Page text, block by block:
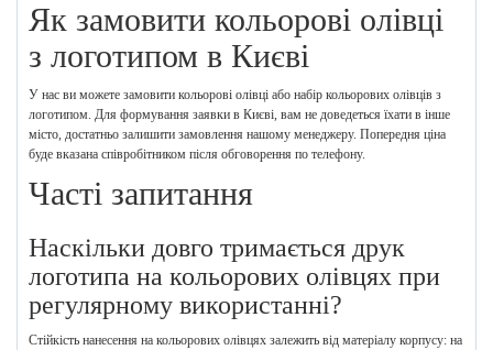
Як замовити кольорові олівці
з логотипом в Києві
У нас ви можете замовити кольорові олівці або набір кольорових олівців з
логотипом. Для формування заявки в Києві, вам не доведеться їхати в інше
місто, достатньо залишити замовлення нашому менеджеру. Попередня ціна
буде вказана співробітником після обговорення по телефону.
Часті запитання
Наскільки довго тримається друк
логотипа на кольорових олівцях при
регулярному використанні?
Стійкість нанесення на кольорових олівцях залежить від матеріалу корпусу: на